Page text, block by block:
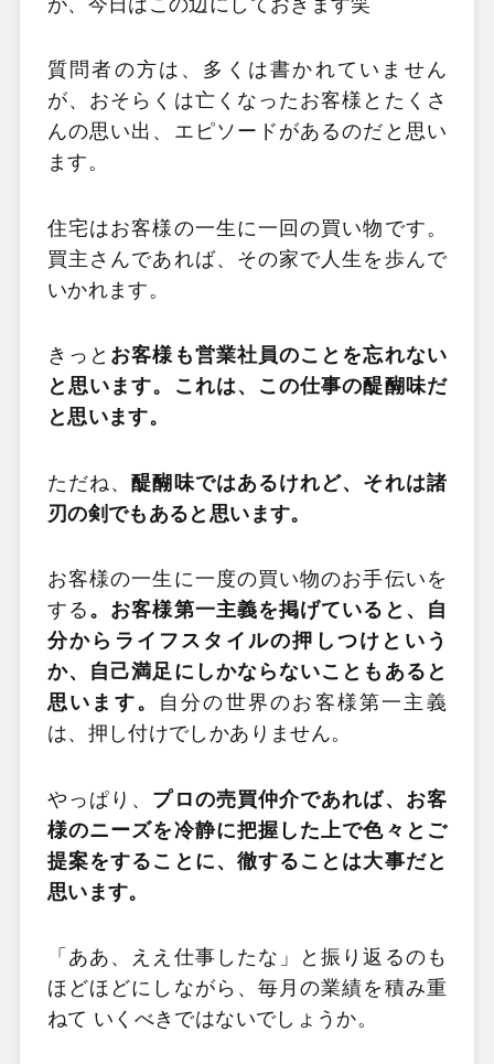
質問者の方は、多くは書かれていません
が、おそらくは亡くなったお客様とたくさ
んの思い出、エピソードがあるのだと思い
ます。
住宅はお客様の一生に一回の買い物です。
買主さんであれば、その家で人生を歩んで
いかれます。
きっと お客様も営業社員のことを忘れない
と思います。これは、この仕事の醍醐味だ
と思います。
ただね、醍醐味ではあるけれど、それは諸
刃の剣でもあると思います。
お客様の一生に一度の買い物のお手伝いを
する 。お客様第一主義を掲げていると、自
分からライフスタイルの押しつけという
か、自己満足にしかならないこともあると
思います。 自分の世界のお客様第一主義
は、押し付けでしかありません。
やっぱり、 プロの売買仲介であれば、お客
様のニーズを冷静に把握した上で色々とご
提案をすることに、徹することは大事だと
思います。
「ああ、ええ仕事したな」と振り返るのも
ほどほどにしながら、毎月の業績を積み重
ねて いくべきではないでしょうか。